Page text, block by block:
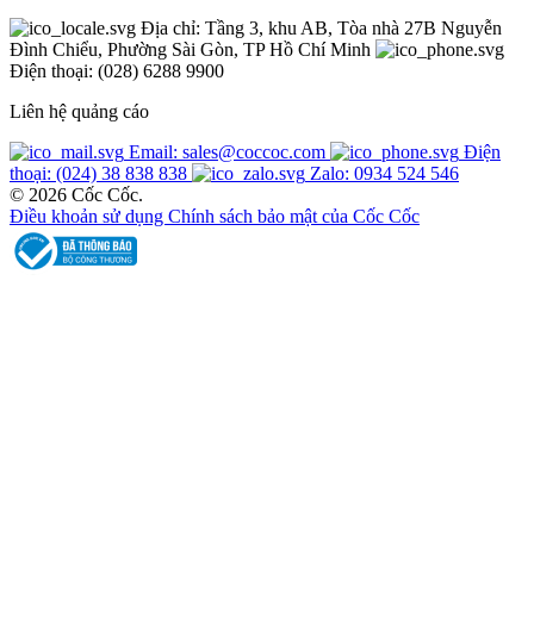
Địa chỉ: Tầng 3, khu AB, Tòa nhà 27B Nguyễn
Đình Chiểu, Phường Sài Gòn, TP Hồ Chí Minh
Điện thoại: (028) 6288 9900
Liên hệ quảng cáo
Email: sales@coccoc.com
Điện
thoại: (024) 38 838 838
Zalo: 0934 524 546
© 2026 Cốc Cốc.
Điều khoản sử dụng Chính sách bảo mật của Cốc Cốc